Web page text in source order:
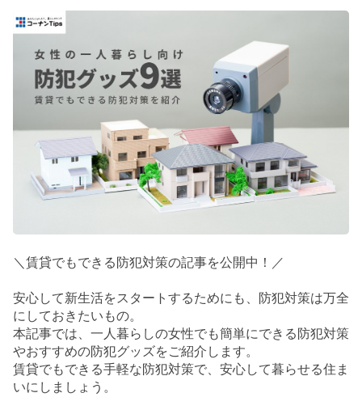
＼賃貸でもできる防犯対策の記事を公開中！／
安心して新生活をスタートするためにも、防犯対策は万全
にしておきたいもの。
本記事では、一人暮らしの女性でも簡単にできる防犯対策
やおすすめの防犯グッズをご紹介します。
賃貸でもできる手軽な防犯対策で、安心して暮らせる住ま
いにしましょう。